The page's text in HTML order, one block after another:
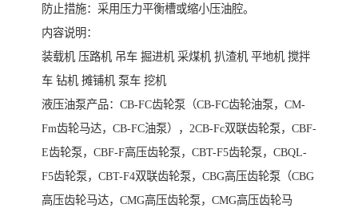
防止措施：采用压力平衡槽或缩小压油腔。
内容说明：
装载机 压路机 吊车 掘进机 采煤机 扒渣机 平地机 搅拌
车 钻机 摊铺机 泵车 挖机
液压油泵产品：CB-FC齿轮泵（CB-FC齿轮油泵，CM-
Fm齿轮马达，CB-FC油泵），2CB-Fc双联齿轮泵，CBF-
E齿轮泵，CBF-F高压齿轮泵，CBT-F5齿轮泵，CBQL-
F5齿轮泵，CBT-F4双联齿轮泵，CBG高压齿轮泵（CBG
高压齿轮马达，CMG高压齿轮泵，CMG高压齿轮马